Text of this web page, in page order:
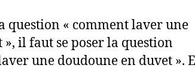
question « comment laver une
il faut se poser la question
une doudoune en duvet ».